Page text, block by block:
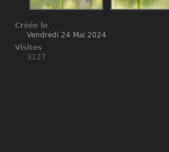
Créée le
Vendredi 24 Mai 2024
Visites
3127